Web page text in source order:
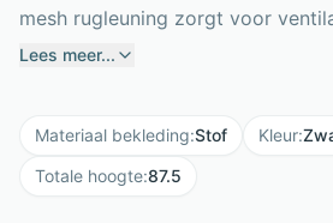
mesh rugleuning zorgt voor
kantooruren, terwijl de mesh
stoel eenvoudig af op jouw
hoofdsteun en centrale
Lees meer...
Materiaal bekleding:Stof Kleur:
Totale hoogte:87.5